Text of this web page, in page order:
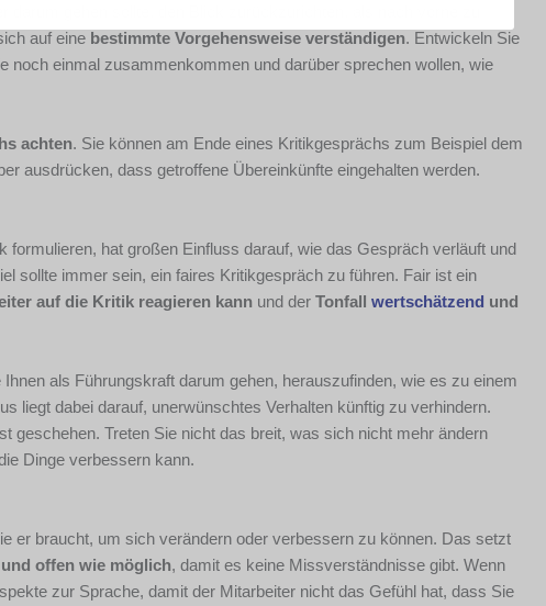
darum gehen sollte, den Blick zurückzurichten, als nach vorne zu
auf eine bestimmte Vorgehensweise verständigen. Entwickeln Sie
noch einmal zusammenkommen und darüber sprechen wollen, wie
achten. Sie können am Ende eines Kritikgesprächs zum Beispiel dem
ausdrücken, dass getroffene Übereinkünfte eingehalten werden.
hat großen Einfluss darauf, wie das Gespräch verläuft und
sollte immer sein, ein faires Kritikgespräch zu führen. Fair ist ein
auf die Kritik reagieren kann und der Tonfall wertschätzend und
als Führungskraft darum gehen, herauszufinden, wie es zu einem
liegt dabei darauf, unerwünschtes Verhalten künftig zu verhindern.
geschehen. Treten Sie nicht das breit, was sich nicht mehr ändern
Dinge verbessern kann.
er braucht, um sich verändern oder verbessern zu können. Das setzt
offen wie möglich, damit es keine Missverständnisse gibt. Wenn
zur Sprache, damit der Mitarbeiter nicht das Gefühl hat, dass Sie